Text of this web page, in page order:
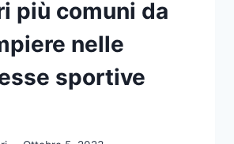
più comuni da
nelle
sportive